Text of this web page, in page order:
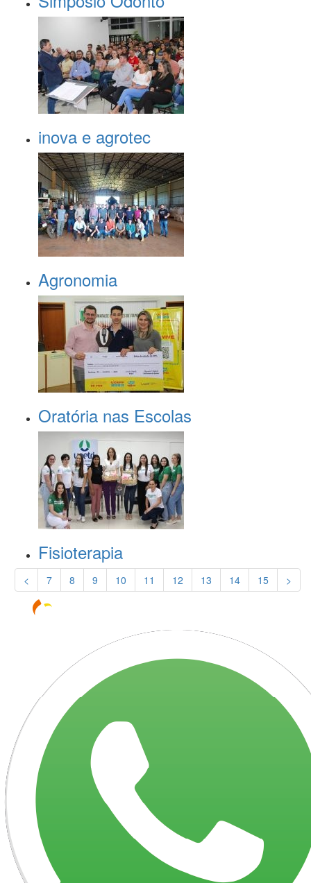
inova e agrotec
Agronomia
Oratória nas Escolas
Fisioterapia
< 7 8 9 10 11 12 13 14 15 >